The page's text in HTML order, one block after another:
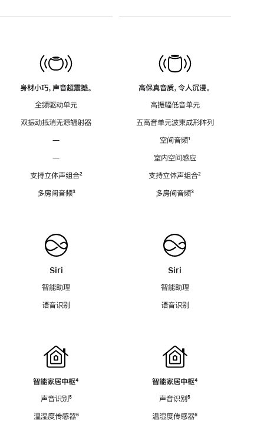
身材小巧，声音超震撼。
全频驱动单元
双振动抵消无源辐射器
—
—
支持立体声组合脚
²
多房间音频脚
³
Siri
智能助理
语音识别
智能家居中枢脚
⁴
声音识别脚
⁵
温湿度传感器脚
⁶
高保真音质，令人沉浸。
高振幅低音单元
五高音单元波束成形阵列
空间音频脚
¹
室内空间感应
支持立体声组合脚
²
多房间音频脚
³
Siri
智能助理
语音识别
智能家居中枢脚
⁴
声音识别脚
⁵
温湿度传感器脚
⁶